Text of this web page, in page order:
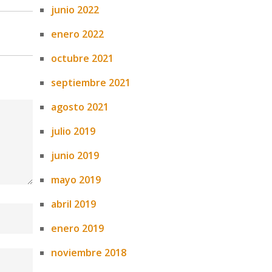
junio 2022
enero 2022
octubre 2021
septiembre 2021
agosto 2021
julio 2019
junio 2019
mayo 2019
abril 2019
enero 2019
noviembre 2018